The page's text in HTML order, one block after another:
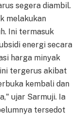
segera diambil.
melakukan
Ini termasuk
energi secara
harga minyak
tergerus akibat
kembali dan
ujar Sarmuji. Ia
tersedot